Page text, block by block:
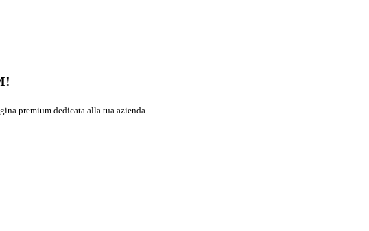
premium dedicata alla tua azienda.